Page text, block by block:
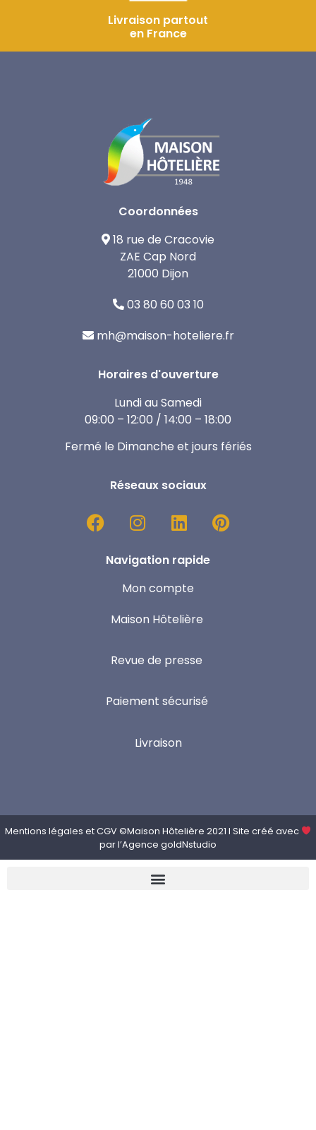
Livraison partout
en France
Coordonnées
18 rue de Cracovie
ZAE Cap Nord
21000 Dijon
03 80 60 03 10
mh@maison-hoteliere.fr
Horaires d'ouverture
Lundi au Samedi
09:00 – 12:00 / 14:00 – 18:00
Fermé le Dimanche et jours fériés
Réseaux sociaux
Navigation rapide
Mon compte
Maison Hôtelière
Revue de presse
Paiement sécurisé
Livraison
Mentions légales etCGV©Maison Hôtelière 2021 I Site créé avec
par l’Agence goldNstudio